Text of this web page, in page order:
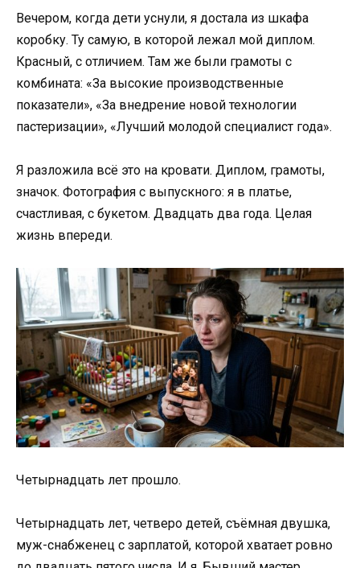
Вечером, когда дети уснули, я достала из шкафа
коробку. Ту самую, в которой лежал мой диплом.
Красный, с отличием. Там же были грамоты с
комбината: «За высокие производственные
показатели», «За внедрение новой технологии
пастеризации», «Лучший молодой специалист года».
Я разложила всё это на кровати. Диплом, грамоты,
значок. Фотография с выпускного: я в платье,
счастливая, с букетом. Двадцать два года. Целая
жизнь впереди.
Четырнадцать лет прошло.
Четырнадцать лет, четверо детей, съёмная двушка,
муж-снабженец с зарплатой, которой хватает ровно